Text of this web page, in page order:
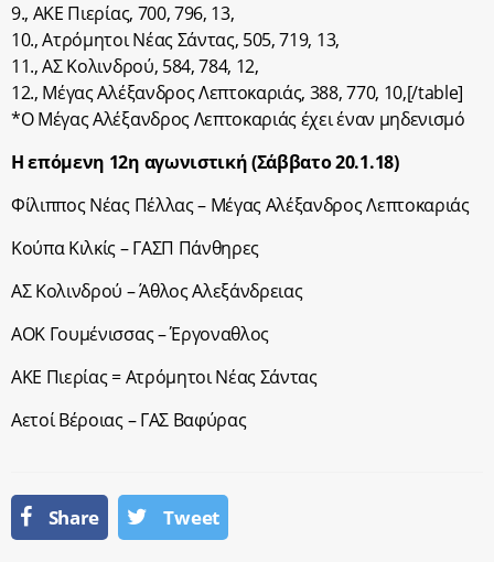
9., ΑΚΕ Πιερίας, 700, 796, 13,
10., Ατρόμητοι Νέας Σάντας, 505, 719, 13,
11., ΑΣ Κολινδρού, 584, 784, 12,
12., Μέγας Αλέξανδρος Λεπτοκαριάς, 388, 770, 10,[/table]
*O Μέγας Αλέξανδρος Λεπτοκαριάς έχει έναν μηδενισμό
Η επόμενη 12η αγωνιστική (Σάββατο 20.1.18)
Φίλιππος Νέας Πέλλας – Μέγας Αλέξανδρος Λεπτοκαριάς
Κούπα Κιλκίς – ΓΑΣΠ Πάνθηρες
ΑΣ Κολινδρού – Άθλος Αλεξάνδρειας
ΑΟΚ Γουμένισσας – Έργοναθλος
ΑΚΕ Πιερίας = Ατρόμητοι Νέας Σάντας
Αετοί Βέροιας – ΓΑΣ Βαφύρας
Share Tweet